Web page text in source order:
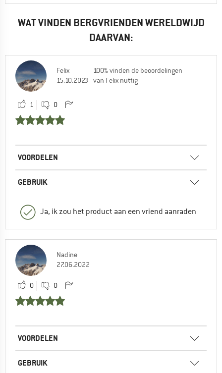
WAT VINDEN BERGVRIENDEN WERELDWIJD
DAARVAN:
Felix
15.10.2023
100% vinden de beoordelingen
van Felix nuttig
1 0
VOORDELEN
GEBRUIK
Ja, ik zou het product aan een vriend aanraden
Nadine
27.06.2022
0 0
VOORDELEN
GEBRUIK